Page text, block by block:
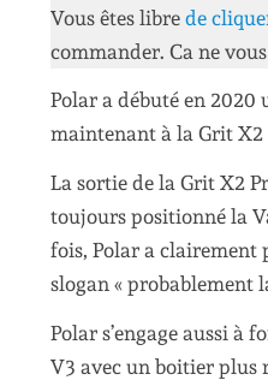
Vous êtes libre de
commander. Ca ne
Polar a débuté en 2020
maintenant à la Grit X2
La sortie de la Grit X2
toujours positionné la
fois, Polar a clairement
slogan « probablement
Polar s’engage aussi à
V3 avec un boitier plus